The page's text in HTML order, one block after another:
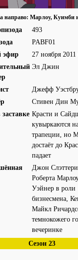
направо: Марлоу, Куимби
493
PABF01
эфир
27 ноября 2011
Эл Джин
Джефф
Стивен Дин
Красти и
кувыркаются
трапеции, но
достаёт до
падает
Джон
Роберта
Уэйнер в роли
бизнесмена,
Майкл
темнокожего
вечеринке
Сезон 23